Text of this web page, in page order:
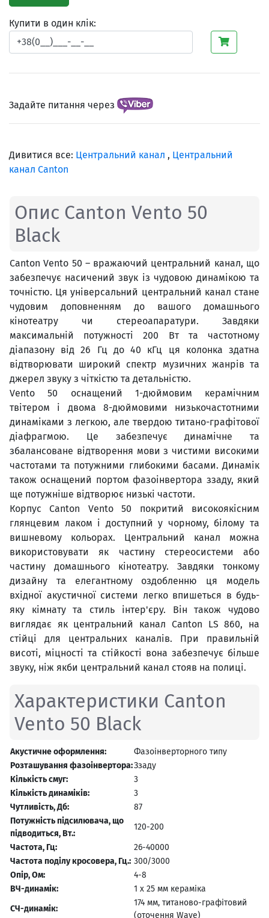
Купити в один клік:
Задайте питання через
Дивитися все: Центральний канал , Центральний
канал Canton
Опис Canton Vento 50
Black
Canton Vento 50 – вражаючий центральний канал, що
забезпечує насичений звук із чудовою динамікою та
точністю. Ця універсальний центральний канал стане
чудовим доповненням до вашого домашнього
кінотеатру чи стереоапаратури. Завдяки
максимальній потужності 200 Вт та частотному
діапазону від 26 Гц до 40 кГц ця колонка здатна
відтворювати широкий спектр музичних жанрів та
джерел звуку з чіткістю та детальністю.
Vento 50 оснащений 1-дюймовим керамічним
твітером і двома 8-дюймовими низькочастотними
динаміками з легкою, але твердою титано-графітової
діафрагмою. Це забезпечує динамічне та
збалансоване відтворення мови з чистими високими
частотами та потужними глибокими басами. Динамік
також оснащений портом фазоінвертора ззаду, який
ще потужніше відтворює низькі частоти.
Корпус Canton Vento 50 покритий високоякісним
глянцевим лаком і доступний у чорному, білому та
вишневому кольорах. Центральний канал можна
використовувати як частину стереосистеми або
частину домашнього кінотеатру. Завдяки тонкому
дизайну та елегантному оздобленню ця модель
вхідної акустичної системи легко впишеться в будь-
яку кімнату та стиль інтер'єру. Він також чудово
виглядає як центральний канал Canton LS 860, на
стійці для центральних каналів. При правильній
висоті, міцності та стійкості вона забезпечує більше
звуку, ніж якби центральний канал стояв на полиці.
Характеристики Canton
Vento 50 Black
Акустичне оформлення:
Фазоінверторного типу
Розташування фазоінвертора:Ззаду
Кількість смуг:
3
Кількість динаміків:
3
Чутливість, Дб:
87
Потужність підсилювача, що
підводиться, Вт.:
120-200
Частота, Гц:
26-40000
Частота поділу кросовера, Гц.: 300/3000
Опір, Ом:
4-8
ВЧ-динамік:
1 х 25 мм кераміка
СЧ-динамік:
174 мм, титаново-графітовий
(оточення Wave)